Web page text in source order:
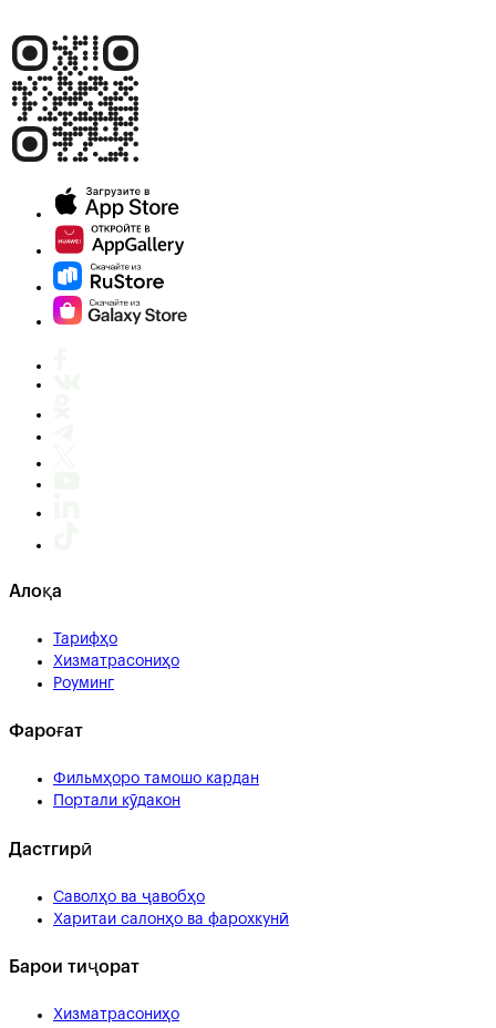
Алоқа
Тарифҳо
Хизматрасониҳо
Роуминг
Фароғат
Фильмҳоро тамошо кардан
Портали кӯдакон
Дастгирӣ
Саволҳо ва ҷавобҳо
Харитаи салонҳо ва фарохкунӣ
Барои тиҷорат
Хизматрасониҳо